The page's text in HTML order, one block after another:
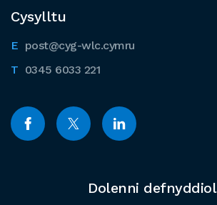
Cysylltu
post@cyg-wlc.cymru
0345 6033 221
Dolenni defnyddiol